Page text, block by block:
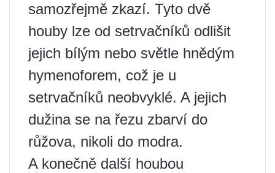
samozřejmě zkazí. Tyto dvě
houby lze od setrvačníků odlišit
jejich bílým nebo světle hnědým
hymenoforem, což je u
setrvačníků neobvyklé. A jejich
dužina se na řezu zbarví do
růžova, nikoli do modra.
A konečně další houbou